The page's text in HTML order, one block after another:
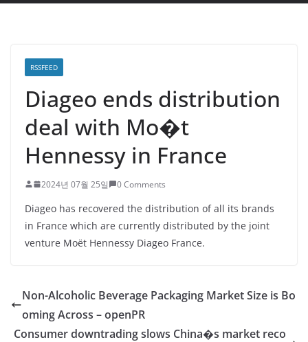
RSSFEED
Diageo ends distribution
deal with Mo�t
Hennessy in France
2024년 07월 25일 0 Comments
Diageo has recovered the distribution of all its brands
in France which are currently distributed by the joint
venture Moët Hennessy Diageo France.
Non-Alcoholic Beverage Packaging Market Size is Bo
oming Across – openPR
Consumer downtrading slows China�s market reco